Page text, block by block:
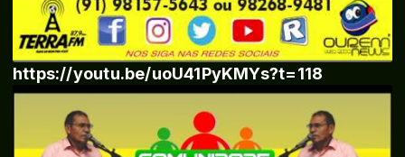
https://youtu.be/uoU41PyKMYs?t=118